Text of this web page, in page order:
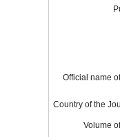
Official name
Country of the
Volume